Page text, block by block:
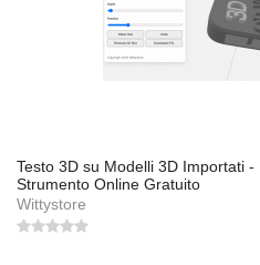
Testo 3D su Modelli 3D Importati -
Strumento Online Gratuito
Wittystore